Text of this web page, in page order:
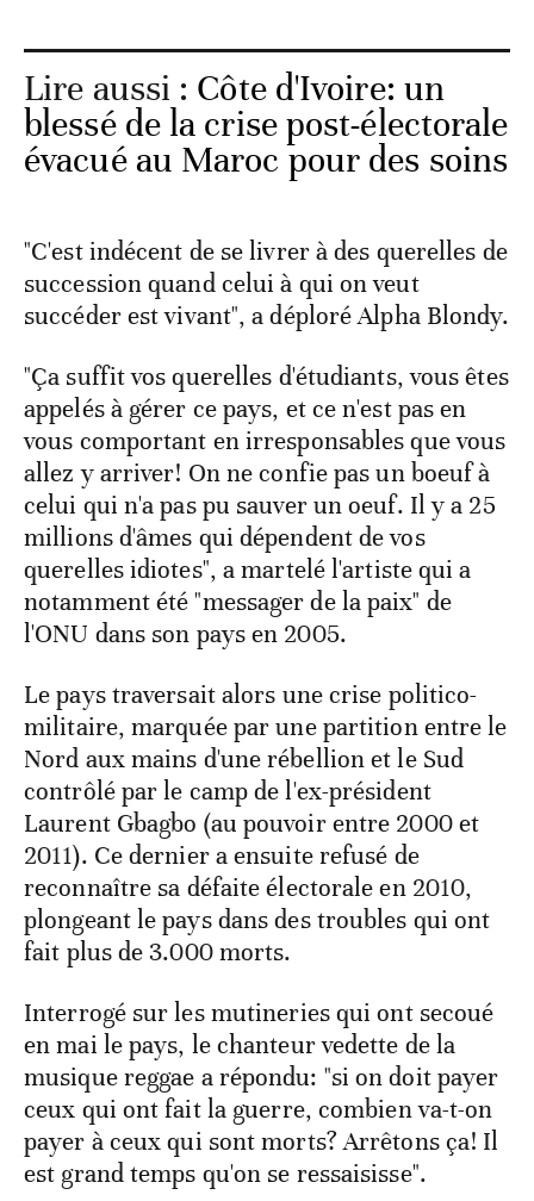
Lire aussi : Côte d'Ivoire: un
blessé de la crise post-électorale
évacué au Maroc pour des soins
"C'est indécent de se livrer à des querelles de
succession quand celui à qui on veut
succéder est vivant", a déploré Alpha Blondy.
"Ça suffit vos querelles d'étudiants, vous êtes
appelés à gérer ce pays, et ce n'est pas en
vous comportant en irresponsables que vous
allez y arriver! On ne confie pas un boeuf à
celui qui n'a pas pu sauver un oeuf. Il y a 25
millions d'âmes qui dépendent de vos
querelles idiotes", a martelé l'artiste qui a
notamment été "messager de la paix" de
l'ONU dans son pays en 2005.
Le pays traversait alors une crise politico-
militaire, marquée par une partition entre le
Nord aux mains d'une rébellion et le Sud
contrôlé par le camp de l'ex-président
Laurent Gbagbo (au pouvoir entre 2000 et
2011). Ce dernier a ensuite refusé de
reconnaître sa défaite électorale en 2010,
plongeant le pays dans des troubles qui ont
fait plus de 3.000 morts.
Interrogé sur les mutineries qui ont secoué
en mai le pays, le chanteur vedette de la
musique reggae a répondu: "si on doit payer
ceux qui ont fait la guerre, combien va-t-on
payer à ceux qui sont morts? Arrêtons ça! Il
est grand temps qu'on se ressaisisse".